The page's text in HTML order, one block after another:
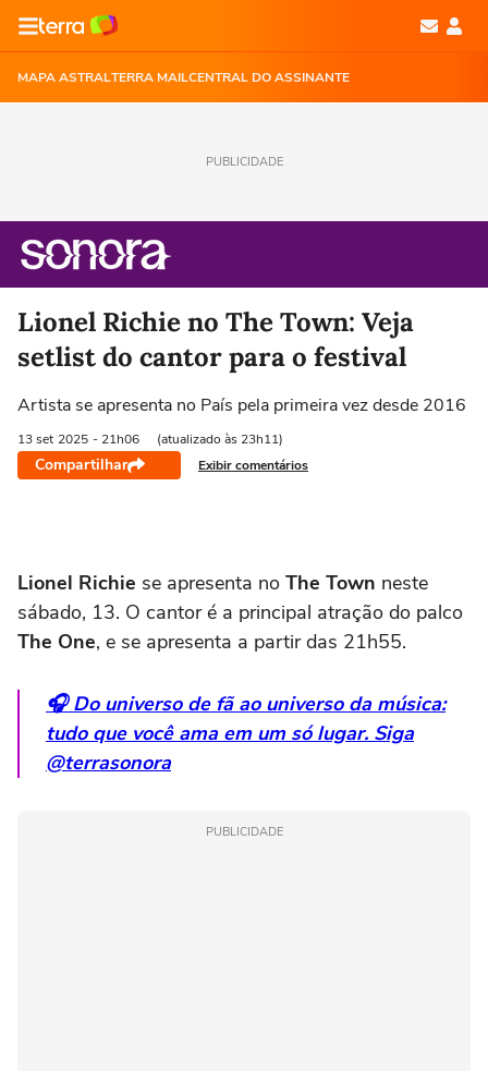
MAPA ASTRALTERRA MAILCENTRAL DO ASSINANTE
PUBLICIDADE
Lionel Richie no The Town: Veja
setlist do cantor para o festival
Artista se apresenta no País pela primeira vez desde 2016
13 set 2025 - 21h06 (atualizado às 23h11)
Compartilhar Exibir comentários
Lionel Richie se apresenta no The Town neste
sábado, 13. O cantor é a principal atração do palco
The One, e se apresenta a partir das 21h55.
🎧 Do universo de fã ao universo da música:
tudo que você ama em um só lugar. Siga
@terrasonora
PUBLICIDADE